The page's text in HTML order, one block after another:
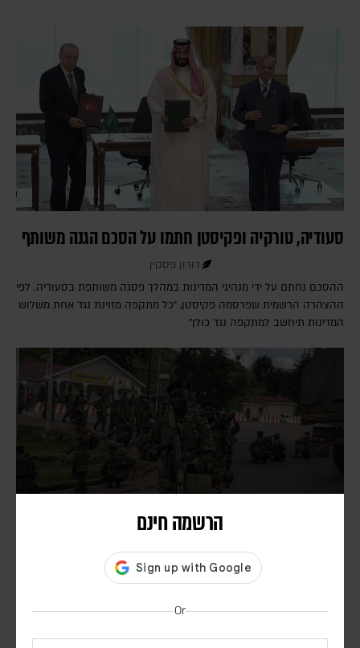
הרשמה חינם
Or
סעודיה, טורקיה ופקיסטן חתמו על הסכם הגנה משותף
דורון פסקין
ההסכם נחתם על ידי מנהיגי המדינות במהלך פסגה משותפת בסעודיה. לפי
ההצהרה הרשמית שפרסמה פקיסטן, "כל מתקפה מזוינת נגד אחת משלוש
המדינות תיחשב למתקפה נגד כולן"
בעקבות בקשתו של טראמפ – הפרלמנט באוגנדה אישר
שליחת חיילים לרצועת עזה במסגרת כוח הייצוב